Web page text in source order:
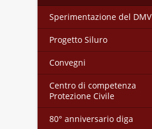
Sperimentazione del DMV
Progetto Siluro
Convegni
Centro di competenza
Protezione Civile
80° anniversario diga